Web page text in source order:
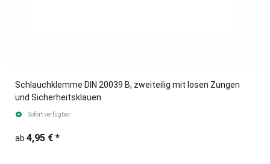
Schlauchklemme DIN 20039 B, zweiteilig mit losen Zungen
und Sicherheitsklauen
Sofort verfügbar
ab 4,95 € *